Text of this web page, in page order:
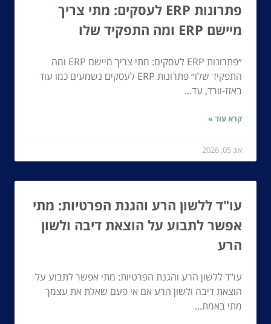
פתרונות ERP לעסקים: מתי צריך
מיישם ERP ומה התפקיד שלו
״פתרונות ERP לעסקים: מתי צריך מיישם ERP ומה
התפקיד שלו״ פתרונות ERP לעסקים נשמעים כמו עוד
באזז-וורד, עד...
קרא עוד »
אוג 05, 2026
עו"ד ללשון הרע והגנת הפרטיות: מתי
אפשר לתבוע על הוצאת דיבה ולשון
הרע
עו"ד ללשון הרע והגנת הפרטיות: מתי אפשר לתבוע על
הוצאת דיבה ולשון הרע אם אי פעם שאלת את עצמך
מתי באמת...